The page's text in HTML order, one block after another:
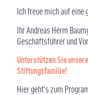
Ich freue mich auf
Ihr Andreas Hérm
Geschäftsführer und
Unterstützen Sie
Stiftungsfamilie!
Hier geht’s zum